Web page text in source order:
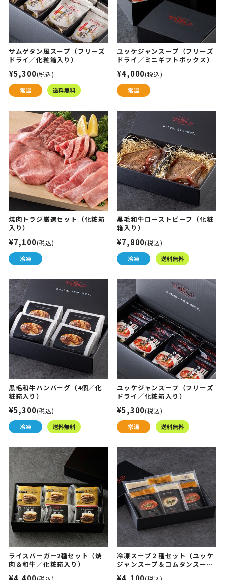
サムゲタン風スープ（フリーズ
ドライ／化粧箱入り）
¥5,300(税込)
ユッケジャンスープ（フリーズ
ドライ／ミニギフトボックス）
¥4,000(税込)
焼肉トラジ厳選セット（化粧箱
入り）
¥7,100(税込)
黒毛和牛ローストビーフ（化粧
箱入り）
¥7,800(税込)
黒毛和牛ハンバーグ（4個／化
粧箱入り）
¥5,300(税込)
ユッケジャンスープ（フリーズ
ドライ／化粧箱入り）
¥5,300(税込)
ライスバーガー2種セット（焼
肉＆和牛／化粧箱入り）
冷凍スープ２種セット（ユッケ
ジャンスープ＆コムタンスープ